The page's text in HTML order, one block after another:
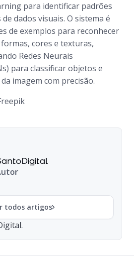
para identificar padrões
dados visuais. O sistema é
de exemplos para reconhecer
cores e texturas,
Redes Neurais
para classificar objetos e
imagem com precisão.
todos artigos